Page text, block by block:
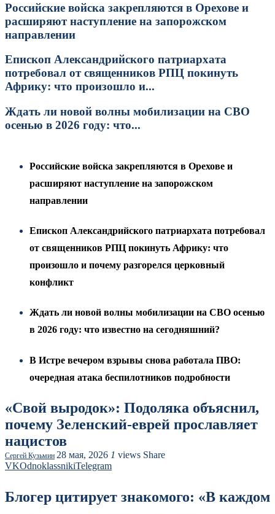
Российские войска закрепляются в Орехове и
расширяют наступление на запорожском
направлении
Епископ Александрийского патриархата
потребовал от священников РПЦ покинуть
Африку: что произошло и...
Ждать ли новой волны мобилизации на СВО
осенью в 2026 году: что...
Российские войска закрепляются в Орехове и
расширяют наступление на запорожском
направлении
Епископ Александрийского патриархата потребовал
от священников РПЦ покинуть Африку: что
произошло и почему разгорелся церковный
конфликт
Ждать ли новой волны мобилизации на СВО осенью
в 2026 году: что известно на сегодняшний?
В Истре вечером взрывы снова работала ПВО:
очередная атака беспилотников подробности
«Свой выродок»: Подоляка объяснил,
почему Зеленский-еврей прославляет
нацистов
Сергей Кузьмин 28 мая, 2026 1 views Share
VKOdnoklassnikiTelegram
Блогер цитирует знакомого: «В каждом